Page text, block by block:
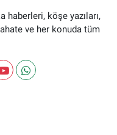
haberleri, köşe yazıları,
ve her konuda tüm